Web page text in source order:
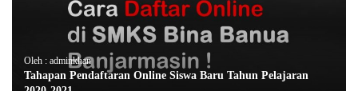
Oleh : adminkhan
Tahapan Pendaftaran Online Siswa Baru Tahun Pelajaran